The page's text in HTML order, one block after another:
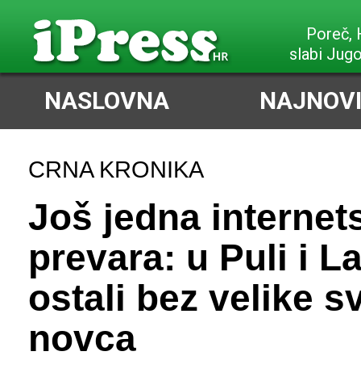
Poreč,
slabi
NASLOVNA
CRNA KRONIKA
Još jedna
prevara: u Puli i
ostali bez velike
novca